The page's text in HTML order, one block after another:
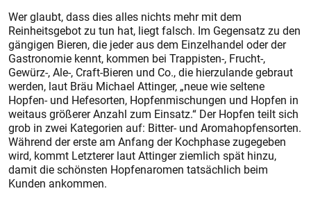
Wer glaubt, dass dies alles nichts mehr mit dem
Reinheitsgebot zu tun hat, liegt falsch. Im Gegensatz zu den
gängigen Bieren, die jeder aus dem Einzelhandel oder der
Gastronomie kennt, kommen bei Trappisten-, Frucht-,
Gewürz-, Ale-, Craft-Bieren und Co., die hierzulande gebraut
werden, laut Bräu Michael Attinger, „neue wie seltene
Hopfen- und Hefesorten, Hopfenmischungen und Hopfen in
weitaus größerer Anzahl zum Einsatz.“ Der Hopfen teilt sich
grob in zwei Kategorien auf: Bitter- und Aromahopfensorten.
Während der erste am Anfang der Kochphase zugegeben
wird, kommt Letzterer laut Attinger ziemlich spät hinzu,
damit die schönsten Hopfenaromen tatsächlich beim
Kunden ankommen.